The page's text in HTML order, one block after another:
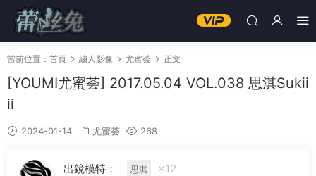
當前位置： 首頁 繡人影像 尤蜜荟 正文
[YOUMI尤蜜荟] 2017.05.04 VOL.038 思淇Sukii
ii
2024-01-14 尤蜜荟 268
出鏡模特： 思淇
×12